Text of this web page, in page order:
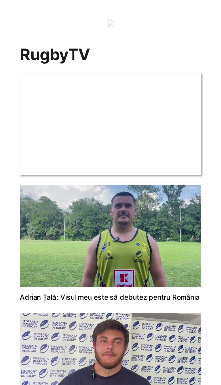
RugbyTV
Adrian Țală: Visul meu este să debutez pentru România